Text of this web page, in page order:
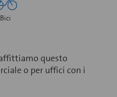
Bici
questo
o per uffici con i